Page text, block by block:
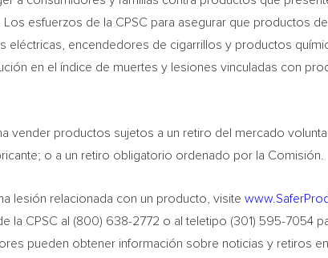
esfuerzos de la CPSC para asegurar que productos
eléctricas, encendedores de cigarrillos y productos
en el índice de muertes y lesiones vinculadas con
vender productos sujetos a un retiro del mercado
o a un retiro obligatorio ordenado por la Comisión.
lesión relacionada con un producto, visitewww.
la CPSC al (800) 638-2772 o al teletipo (301) 595-7054
pueden obtener información sobre noticias y retiros en